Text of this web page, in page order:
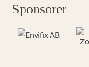
Sponsorer